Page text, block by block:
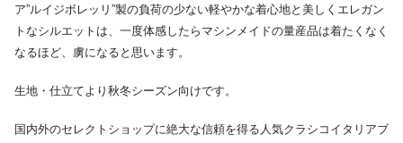
ア”ルイジボレッリ”製の負荷の少ない軽やかな着心地と美しくエレガン
トなシルエットは、一度体感したらマシンメイドの量産品は着たくなく
なるほど、虜になると思います。
生地・仕立てより秋冬シーズン向けです。
国内外のセレクトショップに絶大な信頼を得る人気クラシコイタリアブ